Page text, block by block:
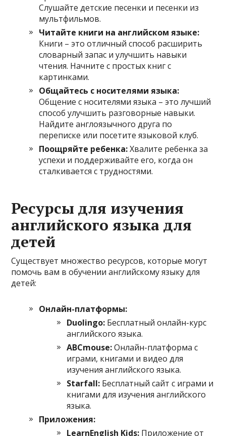
Слушайте детские песенки и песенки из
мультфильмов.
Читайте книги на английском языке:
Книги – это отличный способ расширить
словарный запас и улучшить навыки
чтения. Начните с простых книг с
картинками.
Общайтесь с носителями языка:
Общение с носителями языка – это лучший
способ улучшить разговорные навыки.
Найдите англоязычного друга по
переписке или посетите языковой клуб.
Поощряйте ребенка:Хвалите ребенка за
успехи и поддерживайте его, когда он
сталкивается с трудностями.
Ресурсы для изучения
английского языка для
детей
Существует множество ресурсов, которые могут
помочь вам в обучении английскому языку для
детей:
Онлайн-платформы:
Duolingo: Бесплатный онлайн-курс
английского языка.
ABCmouse:Онлайн-платформа с
играми, книгами и видео для
изучения английского языка.
Starfall: Бесплатный сайт с играми и
книгами для изучения английского
языка.
Приложения:
LearnEnglish Kids: Приложение от